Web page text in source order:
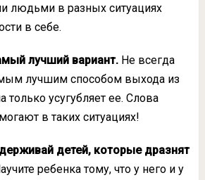
людьми в разных ситуациях
в себе.
лучший вариант.Не всегда
лучшим способом выхода из
только усугубляет ее. Слова
в таких ситуациях!
детей, которые дразнят
ребенка тому, что у него и у